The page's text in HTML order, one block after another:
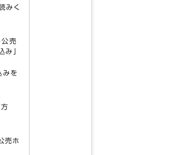
みく
売
み」
みを
売ホ